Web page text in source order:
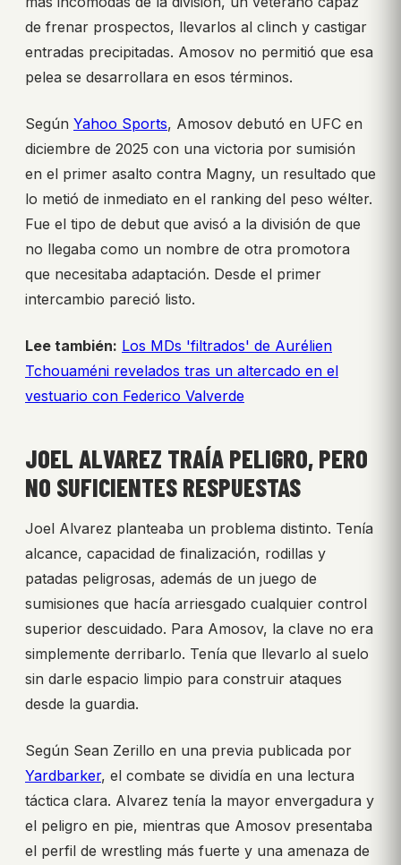
de frenar prospectos, llevarlos al clinch y castigar
entradas precipitadas. Amosov no permitió que esa
pelea se desarrollara en esos términos.
Según Yahoo Sports, Amosov debutó en UFC en
diciembre de 2025 con una victoria por sumisión
en el primer asalto contra Magny, un resultado que
lo metió de inmediato en el ranking del peso wélter.
Fue el tipo de debut que avisó a la división de que
no llegaba como un nombre de otra promotora
que necesitaba adaptación. Desde el primer
intercambio pareció listo.
Lee también: Los MDs 'filtrados' de Aurélien
Tchouaméni revelados tras un altercado en el
vestuario con Federico Valverde
JOEL ALVAREZ TRAÍA PELIGRO, PERO
NO SUFICIENTES RESPUESTAS
Joel Alvarez planteaba un problema distinto. Tenía
alcance, capacidad de finalización, rodillas y
patadas peligrosas, además de un juego de
sumisiones que hacía arriesgado cualquier control
superior descuidado. Para Amosov, la clave no era
simplemente derribarlo. Tenía que llevarlo al suelo
sin darle espacio limpio para construir ataques
desde la guardia.
Según Sean Zerillo en una previa publicada por
Yardbarker, el combate se dividía en una lectura
táctica clara. Alvarez tenía la mayor envergadura y
el peligro en pie, mientras que Amosov presentaba
el perfil de wrestling más fuerte y una amenaza de